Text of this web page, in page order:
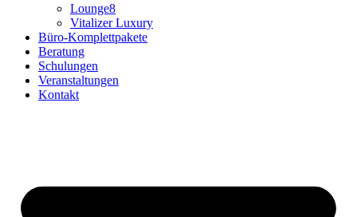
Lounge8
Vitalizer Luxury
Büro-Komplettpakete
Beratung
Schulungen
Veranstaltungen
Kontakt